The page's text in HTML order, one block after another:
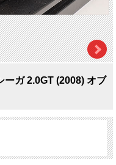
ーガ 2.0GT (2008) オブ